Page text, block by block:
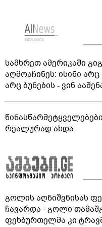
სამხრეთ ამერიკაში
აღმოაჩინეს: ისინი
არც ბუნების - ვინ
რეალურად ახდა
გოლის აღნიშვნისას
ჩავარდა - გოლი
ფეხბურთელმა კი